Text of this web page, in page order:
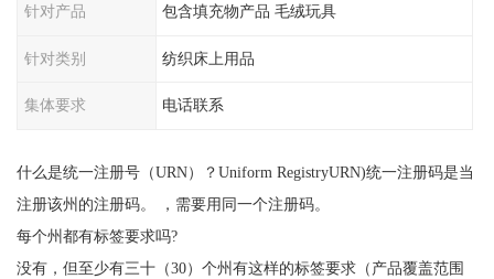
针对产品 包含填充物产品 毛绒玩具
针对类别 纺织床上用品
集体要求 电话联系
什么是统一注册号（URN）？Uniform RegistryURN)统一注册码是当
注册该州的注册码。 ，需要用同一个注册码。
每个州都有标签要求吗?
没有，但至少有三十（30）个州有这样的标签要求（产品覆盖范围